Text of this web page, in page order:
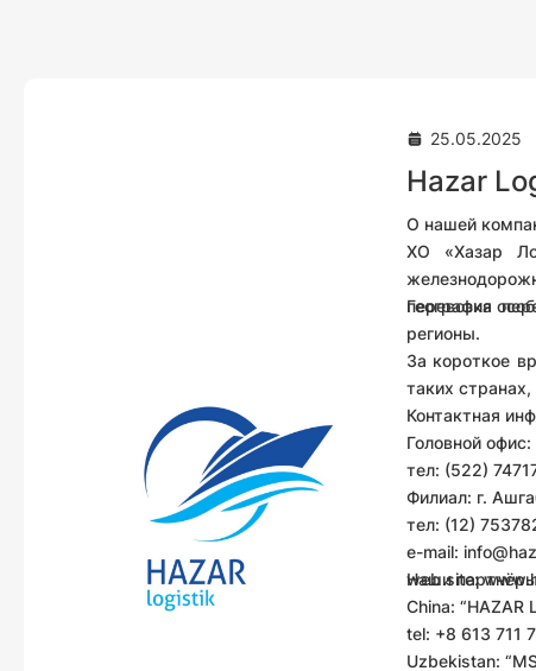
25.05.2025
Hazar
О нашей
ХО «Хазар
перевозка
География
регионы.
За короткое
таких
Контактная
Головной
тел: (522)
Филиал: г.
тел: (12)
e-mail:
web site:
Наши
China: “HAZAR
tel: +8 613 711
Uzbekistan: